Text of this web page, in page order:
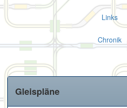
Links
Chronik
Gleispläne